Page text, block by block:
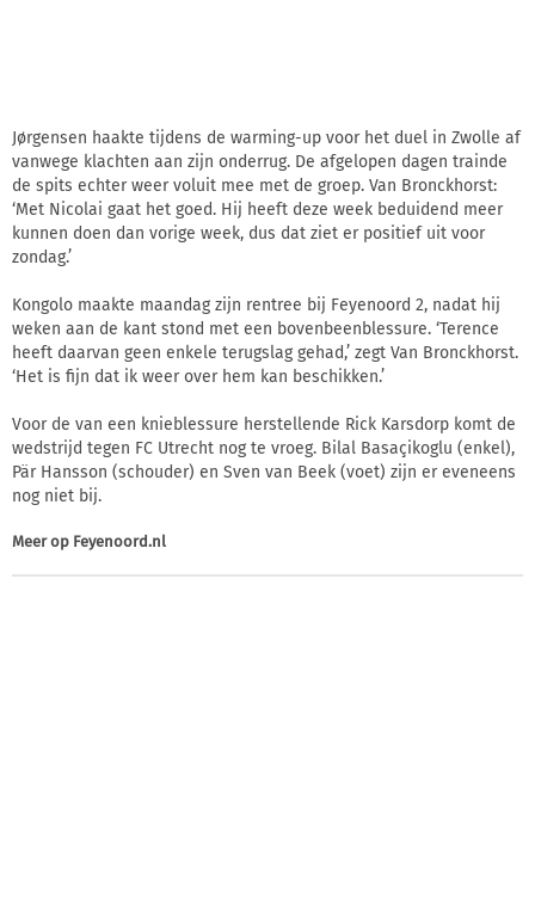
Jørgensen haakte tijdens de warming-up voor het duel in Zwolle af
vanwege klachten aan zijn onderrug. De afgelopen dagen trainde
de spits echter weer voluit mee met de groep. Van Bronckhorst:
‘Met Nicolai gaat het goed. Hij heeft deze week beduidend meer
kunnen doen dan vorige week, dus dat ziet er positief uit voor
zondag.’
Kongolo maakte maandag zijn rentree bij Feyenoord 2, nadat hij
weken aan de kant stond met een bovenbeenblessure. ‘Terence
heeft daarvan geen enkele terugslag gehad,’ zegt Van Bronckhorst.
‘Het is fijn dat ik weer over hem kan beschikken.’
Voor de van een knieblessure herstellende Rick Karsdorp komt de
wedstrijd tegen FC Utrecht nog te vroeg. Bilal Basaçikoglu (enkel),
Pär Hansson (schouder) en Sven van Beek (voet) zijn er eveneens
nog niet bij.
Meer op Feyenoord.nl